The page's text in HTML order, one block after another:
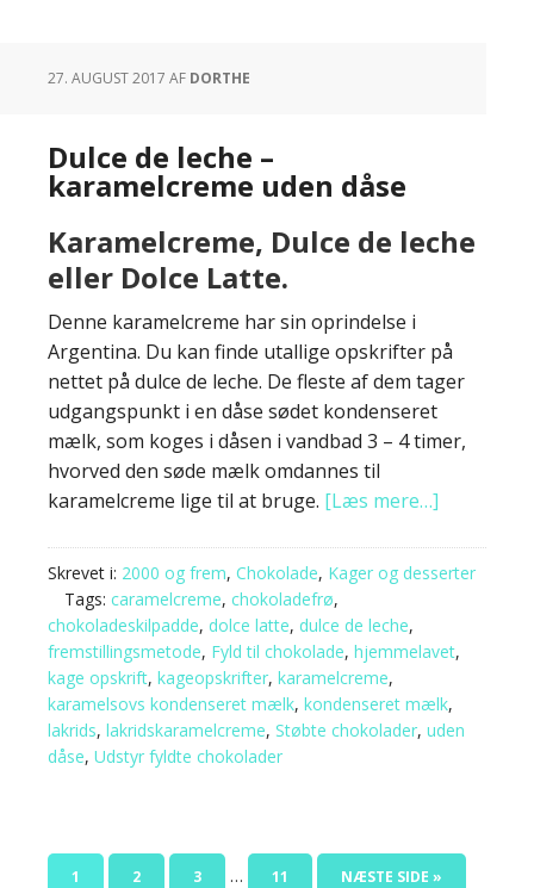
27. AUGUST 2017 AF DORTHE
Dulce de leche –
karamelcreme uden dåse
Karamelcreme, Dulce de leche
eller Dolce Latte.
Denne karamelcreme har sin oprindelse i
Argentina. Du kan finde utallige opskrifter på
nettet på dulce de leche. De fleste af dem tager
udgangspunkt i en dåse sødet kondenseret
mælk, som koges i dåsen i vandbad 3 – 4 timer,
hvorved den søde mælk omdannes til
karamelcreme lige til at bruge. [Læs mere…]
Skrevet i: 2000 og frem, Chokolade, Kager og desserter
Tags: caramelcreme, chokoladefrø,
chokoladeskilpadde, dolce latte, dulce de leche,
fremstillingsmetode, Fyld til chokolade, hjemmelavet,
kage opskrift, kageopskrifter, karamelcreme,
karamelsovs kondenseret mælk, kondenseret mælk,
lakrids, lakridskaramelcreme, Støbte chokolader, uden
dåse, Udstyr fyldte chokolader
1 2 3 … 11 NÆSTE SIDE »